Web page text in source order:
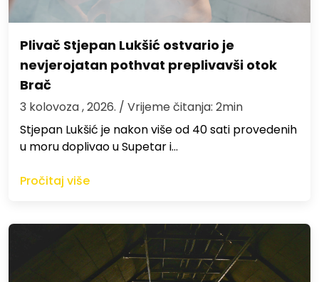
Plivač Stjepan Lukšić ostvario je
nevjerojatan pothvat preplivavši otok
Brač
3 kolovoza , 2026. / Vrijeme čitanja: 2min
St​jepan Lukšić je nakon više od 40 sati provedenih
u moru doplivao u Supetar i…
Pročitaj više